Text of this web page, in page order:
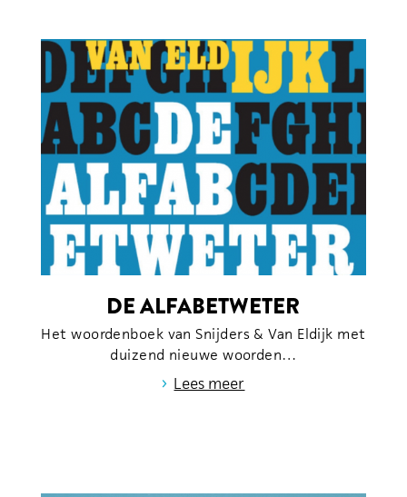
DE ALFABETWETER
Het woordenboek van Snijders & Van Eldijk met
duizend nieuwe woorden…
› Lees meer